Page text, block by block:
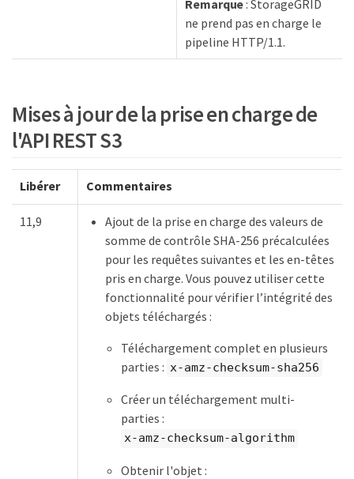
Remarque: StorageGRID
ne prend pas en charge le
pipeline HTTP/1.1.
Mises à jour de la prise en charge de
l'API REST S3
Libérer Commentaires
11,9
Ajout de la prise en charge des valeurs de
somme de contrôle SHA-256 précalculées
pour les requêtes suivantes et les en-têtes
pris en charge. Vous pouvez utiliser cette
fonctionnalité pour vérifier l’intégrité des
objets téléchargés :
Téléchargement complet en plusieurs
parties : x-amz-checksum-sha256
Créer un téléchargement multi-
parties :
x-amz-checksum-algorithm
Obtenir l'objet :